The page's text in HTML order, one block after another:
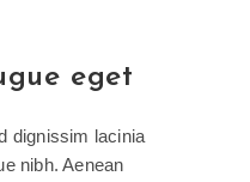
eget
dignissim lacinia
nibh. Aenean